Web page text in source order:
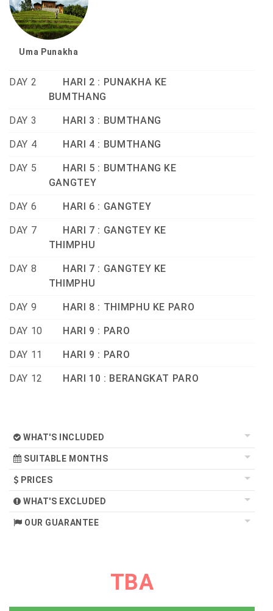
Uma Punakha
DAY 2
HARI 2 : PUNAKHA KE
BUMTHANG
DAY 3 HARI 3 : BUMTHANG
DAY 4 HARI 4 : BUMTHANG
DAY 5
HARI 5 : BUMTHANG KE
GANGTEY
DAY 6 HARI 6 : GANGTEY
DAY 7
HARI 7 : GANGTEY KE
THIMPHU
DAY 8
HARI 7 : GANGTEY KE
THIMPHU
DAY 9 HARI 8 : THIMPHU KE PARO
DAY 10 HARI 9 : PARO
DAY 11 HARI 9 : PARO
DAY 12 HARI 10 : BERANGKAT PARO
WHAT'S INCLUDED
SUITABLE MONTHS
PRICES
WHAT'S EXCLUDED
OUR GUARANTEE
TBA